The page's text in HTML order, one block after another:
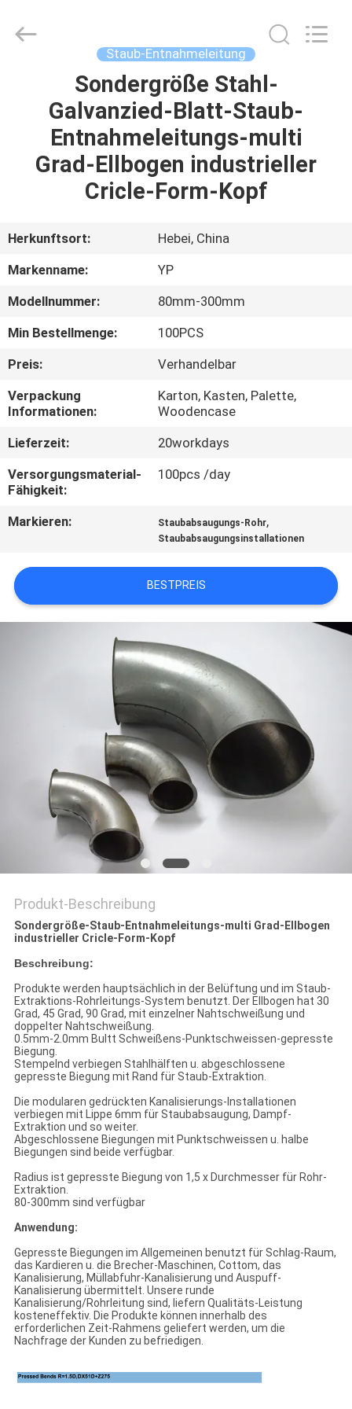
PRODUKTE
WERKSBESICHTIGUNG
QUALITÄTSKONTROLLE
KONTAKT
MIT
UNS
NACHRICHTEN
FÄLLE
SITEMAP
PRIVACY
CO.,LTD.
Staub-Entnahmeleitung
Sondergröße Stahl-
Galvanzied-Blatt-Staub-
Entnahmeleitungs-multi
Grad-Ellbogen industrieller
Cricle-Form-Kopf
Herkunftsort:
Hebei, China
Markenname:
YP
Modellnummer:
80mm-300mm
Min Bestellmenge:
100PCS
Preis:
Verhandelbar
Verpackung
Informationen:
Karton, Kasten, Palette,
Woodencase
Lieferzeit:
20workdays
Versorgungsmaterial-
Fähigkeit:
100pcs /day
Markieren: Staubabsaugungs-Rohr,
Staubabsaugungsinstallationen
BESTPREIS
Produkt-Beschreibung
Sondergröße-Staub-Entnahmeleitungs-multi Grad-Ellbogen
industrieller Cricle-Form-Kopf
Beschreibung:
Produkte werden hauptsächlich in der Belüftung und im Staub-
Extraktions-Rohrleitungs-System benutzt. Der Ellbogen hat 30
Grad, 45 Grad, 90 Grad, mit einzelner Nahtschweißung und
doppelter Nahtschweißung.
0.5mm-2.0mm Bultt Schweißens-Punktschweissen-gepresste
Biegung.
Stempelnd verbiegen Stahlhälften u. abgeschlossene
gepresste Biegung mit Rand für Staub-Extraktion.
Die modularen gedrückten Kanalisierungs-Installationen
verbiegen mit Lippe 6mm für Staubabsaugung, Dampf-
Extraktion und so weiter.
Abgeschlossene Biegungen mit Punktschweissen u. halbe
Biegungen sind beide verfügbar.
Radius ist gepresste Biegung von 1,5 x Durchmesser für Rohr-
Extraktion.
80-300mm sind verfügbar
Anwendung:
Gepresste Biegungen im Allgemeinen benutzt für Schlag-Raum,
das Kardieren u. die Brecher-Maschinen, Cottom, das
Kanalisierung, Müllabfuhr-Kanalisierung und Auspuff-
Kanalisierung übermittelt. Unsere runde
Kanalisierung/Rohrleitung sind, liefern Qualitäts-Leistung
kosteneffektiv. Die Produkte können innerhalb des
erforderlichen Zeit-Rahmens geliefert werden, um die
Nachfrage der Kunden zu befriedigen.